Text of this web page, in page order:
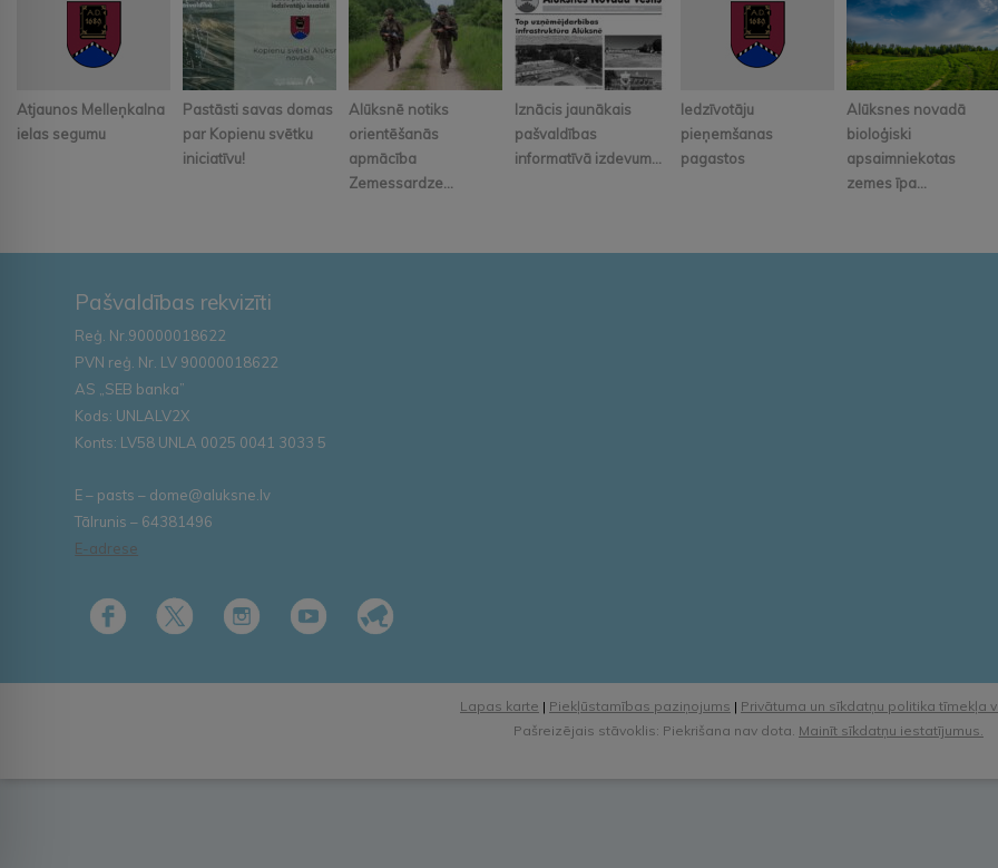
Atjaunos Melleņkalna
ielas segumu
Pastāsti savas domas
par Kopienu svētku
iniciatīvu!
Alūksnē notiks
orientēšanās
apmācība
Zemessardze...
Iznācis jaunākais
pašvaldības
informatīvā izdevum...
Iedzīvotāju
pieņemšanas
pagastos
Alūksnes novadā
bioloģiski
apsaimniekotas
zemes īpa...
Pašvaldības rekvizīti
Reģ. Nr.90000018622
PVN reģ. Nr. LV 90000018622
AS „SEB banka”
Kods: UNLALV2X
Konts: LV58 UNLA 0025 0041 3033 5
E – pasts – dome@aluksne.lv
Tālrunis – 64381496
E-adrese
Lapas karte | Piekļūstamības paziņojums | Privātuma un sīkdatņu politika tīmekļa
Pašreizējais stāvoklis: Piekrišana nav dota. Mainīt sīkdatņu iestatījumus.